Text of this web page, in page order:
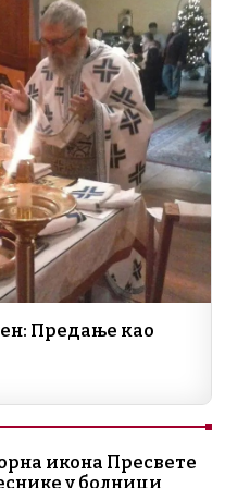
Предање као
икона Пресвете
у болници